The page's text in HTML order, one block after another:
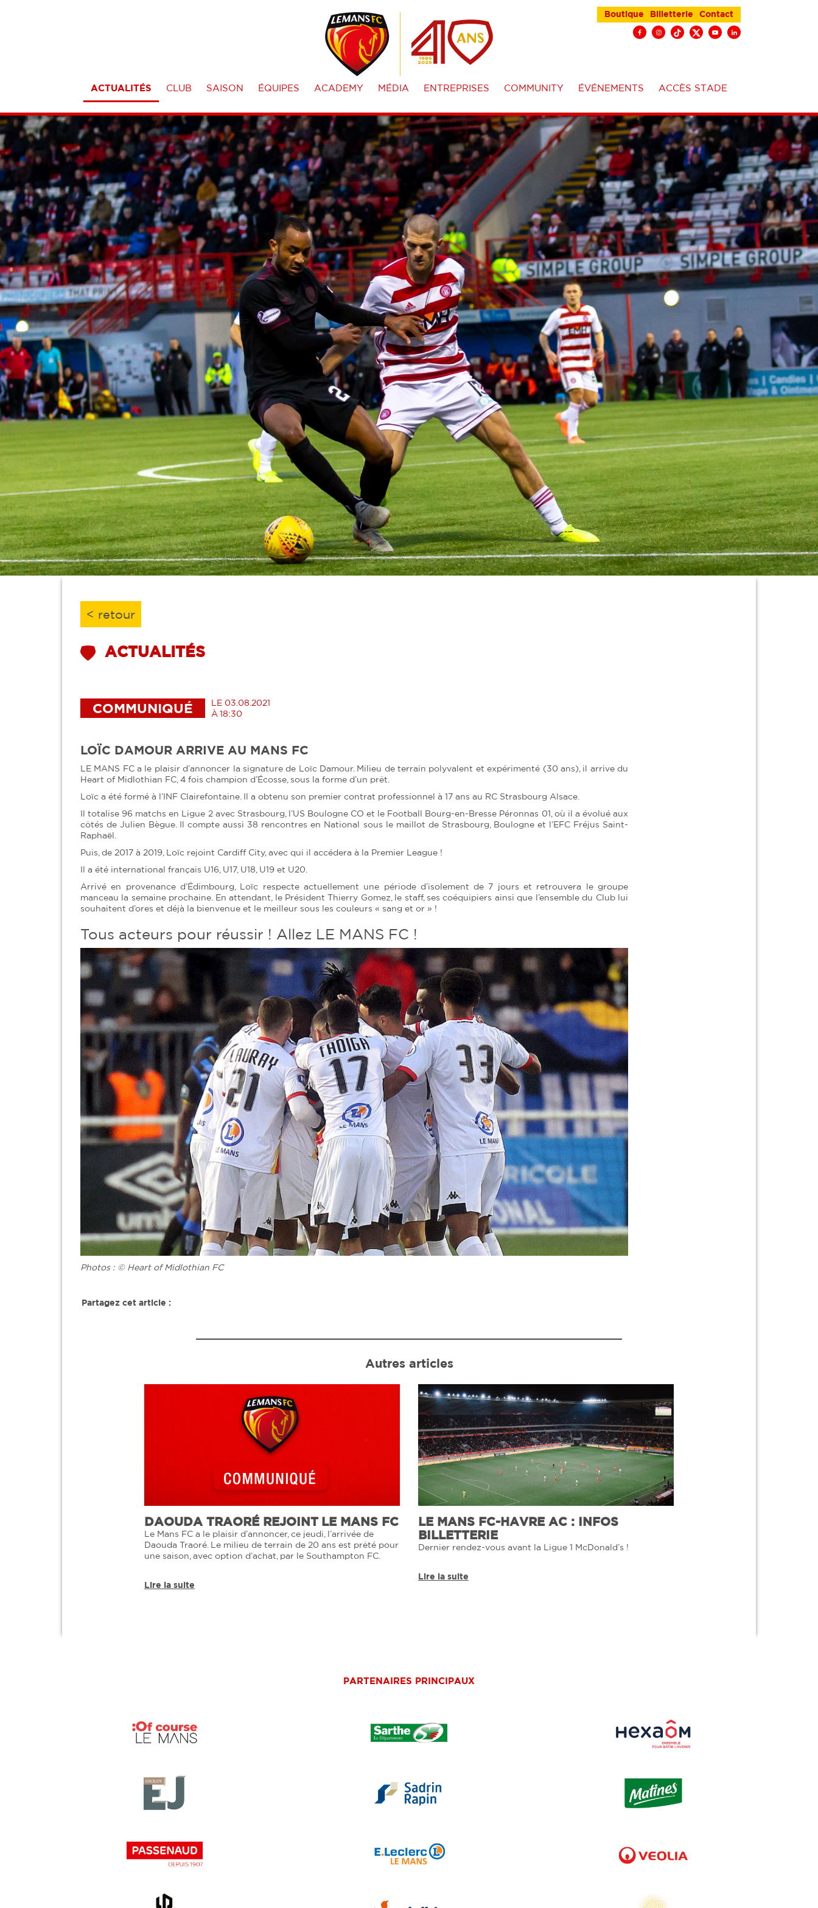
Boutique Billetterie Contact
ACTUALITÉS CLUB SAISON ÉQUIPES ACADEMY MÉDIA ENTREPRISES COMMUNITY ÉVÉNEMENTS ACCÈS STADE
< retour
ACTUALITÉS
COMMUNIQUÉ
LE 03.08.2021
À 18:30
LOÏC DAMOUR ARRIVE AU MANS FC
LE MANS FC a le plaisir d’annoncer la signature de Loïc Damour. Milieu de terrain polyvalent et expérimenté (30 ans), il arrive du
Heart of Midlothian FC, 4 fois champion d’Écosse, sous la forme d’un prêt.
Loïc a été formé à l’INF Clairefontaine. Il a obtenu son premier contrat professionnel à 17 ans au RC Strasbourg Alsace.
Il totalise 96 matchs en Ligue 2 avec Strasbourg, l’US Boulogne CO et le Football Bourg-en-Bresse Péronnas 01, où il a évolué aux
côtés de Julien Bègue. Il compte aussi 38 rencontres en National sous le maillot de Strasbourg, Boulogne et l’EFC Fréjus Saint-
Raphaël.
Puis, de 2017 à 2019, Loïc rejoint Cardiff City, avec qui il accédera à la Premier League !
Il a été international français U16, U17, U18, U19 et U20.
Arrivé en provenance d’Édimbourg, Loïc respecte actuellement une période d’isolement de 7 jours et retrouvera le groupe
manceau la semaine prochaine. En attendant, le Président Thierry Gomez, le staff, ses coéquipiers ainsi que l’ensemble du Club lui
souhaitent d’ores et déjà la bienvenue et le meilleur sous les couleurs « sang et or » !
Tous acteurs pour réussir ! Allez LE MANS FC !
Photos : © Heart of Midlothian FC
Partagez cet article :
Autres articles
DAOUDA TRAORÉ REJOINT LE MANS FC
Le Mans FC a le plaisir d’annoncer, ce jeudi, l’arrivée de
Daouda Traoré. Le milieu de terrain de 20 ans est prêté pour
une saison, avec option d’achat, par le Southampton FC.
Lire la suite
LE MANS FC-HAVRE AC : INFOS
BILLETTERIE
Dernier rendez-vous avant la Ligue 1 McDonald’s !
Lire la suite
PARTENAIRES PRINCIPAUX